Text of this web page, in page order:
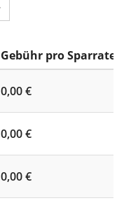
Gebühr pro Sparrate
0,00 €
0,00 €
0,00 €